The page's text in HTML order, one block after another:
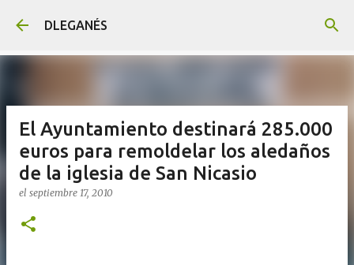
DLEGANÉS
El Ayuntamiento destinará 285.000
euros para remoldelar los aledaños
de la iglesia de San Nicasio
el septiembre 17, 2010